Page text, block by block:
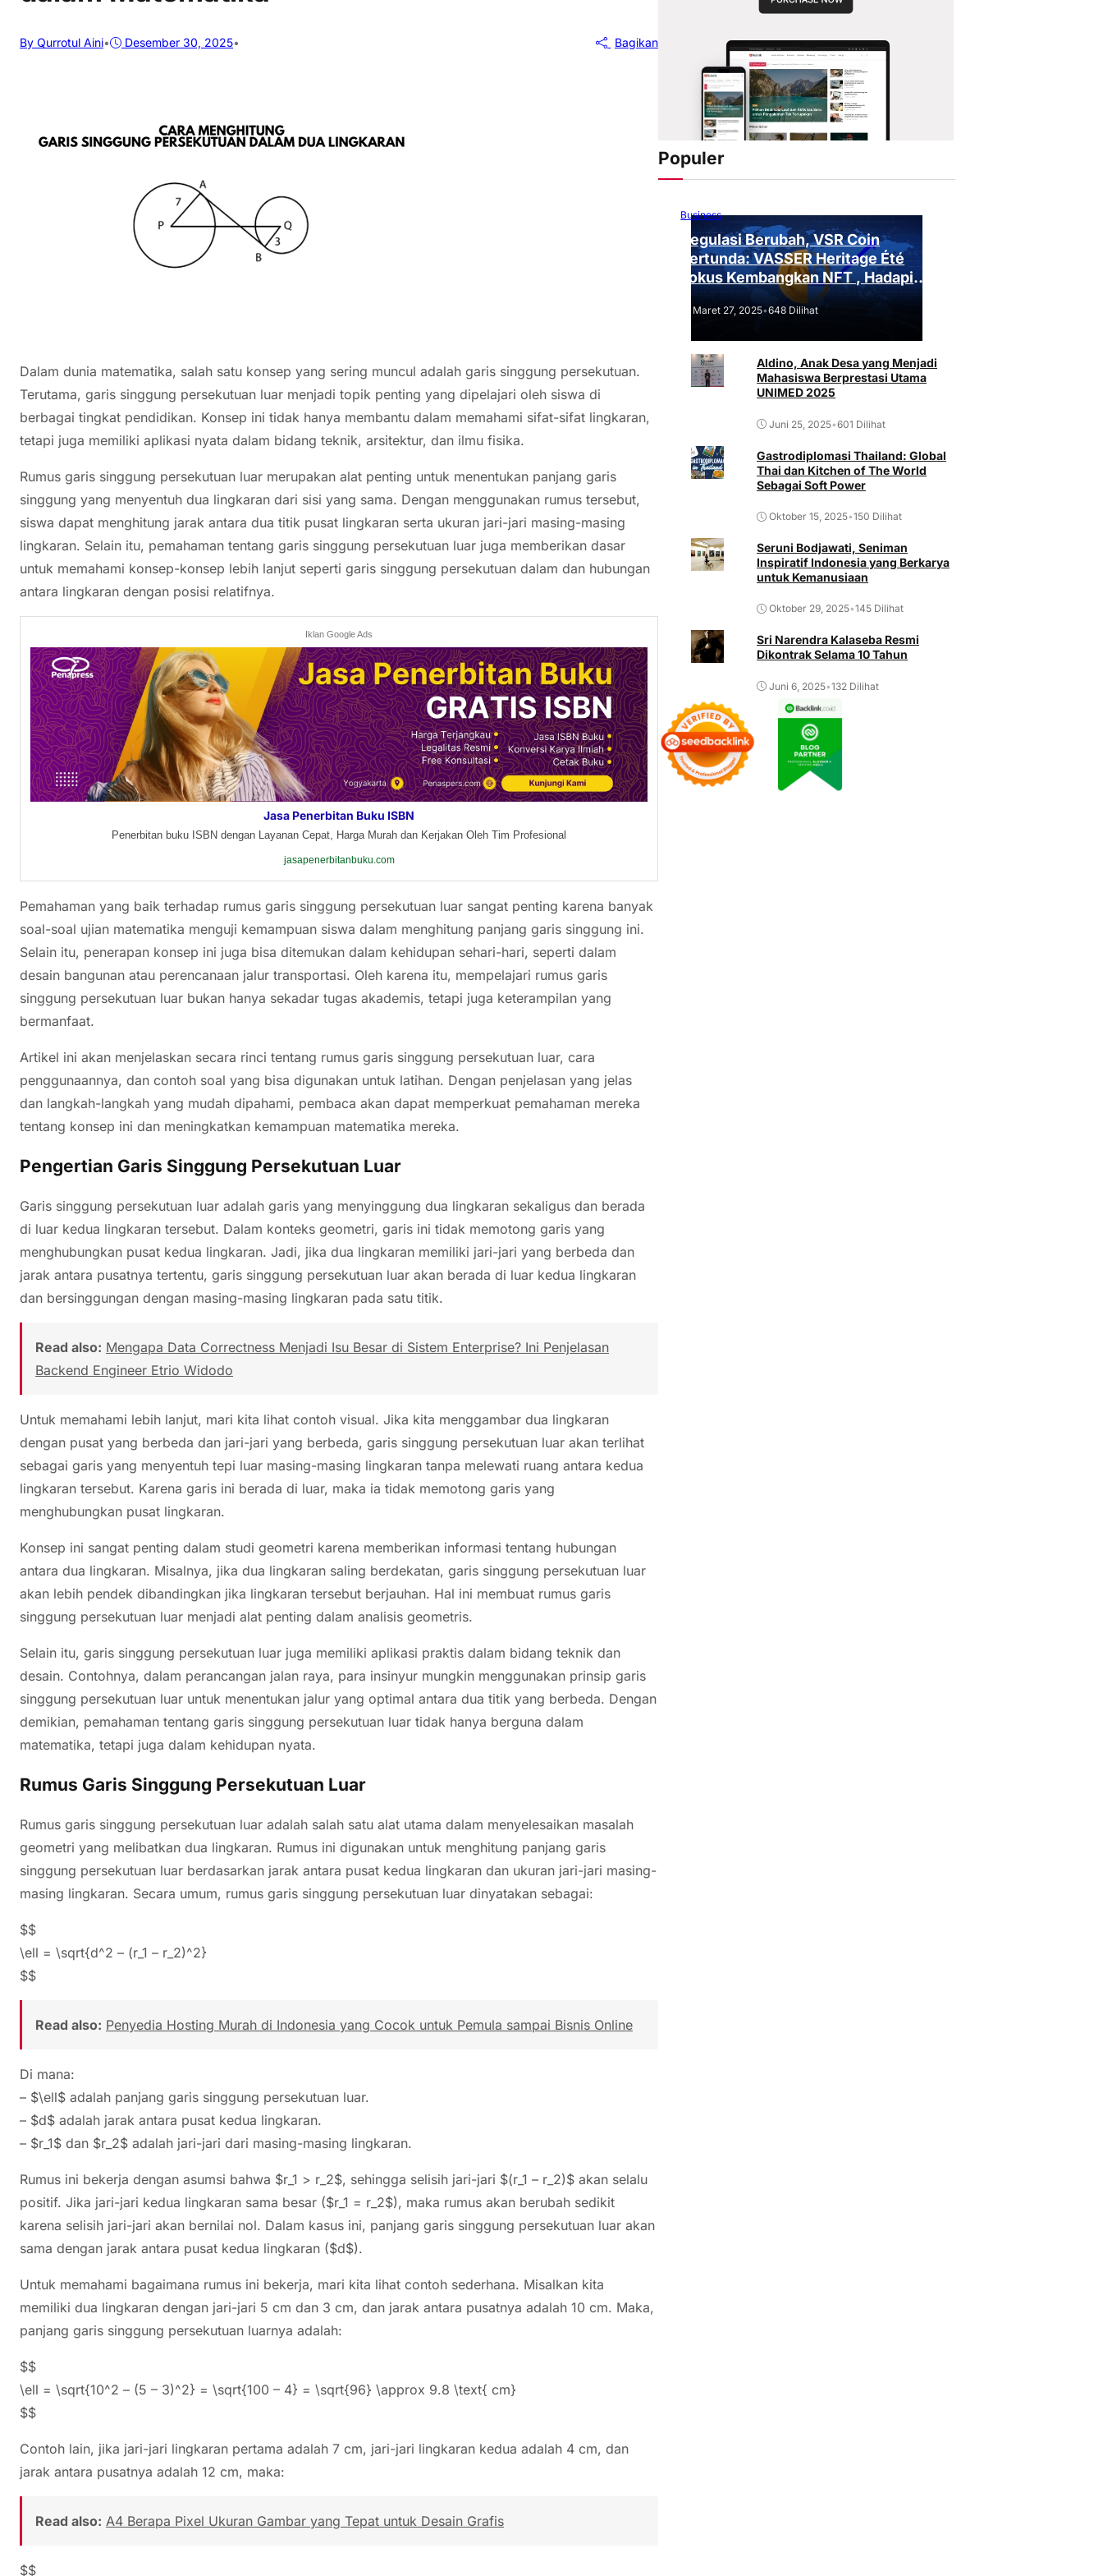
By Qurrotul Aini• Desember 30, 2025• Bagikan
Dalam dunia matematika, salah satu konsep yang sering muncul adalah garis singgung persekutuan.
Terutama, garis singgung persekutuan luar menjadi topik penting yang dipelajari oleh siswa di
berbagai tingkat pendidikan. Konsep ini tidak hanya membantu dalam memahami sifat-sifat lingkaran,
tetapi juga memiliki aplikasi nyata dalam bidang teknik, arsitektur, dan ilmu fisika.
Rumus garis singgung persekutuan luar merupakan alat penting untuk menentukan panjang garis
singgung yang menyentuh dua lingkaran dari sisi yang sama. Dengan menggunakan rumus tersebut,
siswa dapat menghitung jarak antara dua titik pusat lingkaran serta ukuran jari-jari masing-masing
lingkaran. Selain itu, pemahaman tentang garis singgung persekutuan luar juga memberikan dasar
untuk memahami konsep-konsep lebih lanjut seperti garis singgung persekutuan dalam dan hubungan
antara lingkaran dengan posisi relatifnya.
Iklan Google Ads
Jasa Penerbitan Buku ISBN
Penerbitan buku ISBN dengan Layanan Cepat, Harga Murah dan Kerjakan Oleh Tim Profesional
jasapenerbitanbuku.com
Pemahaman yang baik terhadap rumus garis singgung persekutuan luar sangat penting karena banyak
soal-soal ujian matematika menguji kemampuan siswa dalam menghitung panjang garis singgung ini.
Selain itu, penerapan konsep ini juga bisa ditemukan dalam kehidupan sehari-hari, seperti dalam
desain bangunan atau perencanaan jalur transportasi. Oleh karena itu, mempelajari rumus garis
singgung persekutuan luar bukan hanya sekadar tugas akademis, tetapi juga keterampilan yang
bermanfaat.
Artikel ini akan menjelaskan secara rinci tentang rumus garis singgung persekutuan luar, cara
penggunaannya, dan contoh soal yang bisa digunakan untuk latihan. Dengan penjelasan yang jelas
dan langkah-langkah yang mudah dipahami, pembaca akan dapat memperkuat pemahaman mereka
tentang konsep ini dan meningkatkan kemampuan matematika mereka.
Pengertian Garis Singgung Persekutuan Luar
Garis singgung persekutuan luar adalah garis yang menyinggung dua lingkaran sekaligus dan berada
di luar kedua lingkaran tersebut. Dalam konteks geometri, garis ini tidak memotong garis yang
menghubungkan pusat kedua lingkaran. Jadi, jika dua lingkaran memiliki jari-jari yang berbeda dan
jarak antara pusatnya tertentu, garis singgung persekutuan luar akan berada di luar kedua lingkaran
dan bersinggungan dengan masing-masing lingkaran pada satu titik.
Read also: Mengapa Data Correctness Menjadi Isu Besar di Sistem Enterprise? Ini Penjelasan
Backend Engineer Etrio Widodo
Untuk memahami lebih lanjut, mari kita lihat contoh visual. Jika kita menggambar dua lingkaran
dengan pusat yang berbeda dan jari-jari yang berbeda, garis singgung persekutuan luar akan terlihat
sebagai garis yang menyentuh tepi luar masing-masing lingkaran tanpa melewati ruang antara kedua
lingkaran tersebut. Karena garis ini berada di luar, maka ia tidak memotong garis yang
menghubungkan pusat lingkaran.
Konsep ini sangat penting dalam studi geometri karena memberikan informasi tentang hubungan
antara dua lingkaran. Misalnya, jika dua lingkaran saling berdekatan, garis singgung persekutuan luar
akan lebih pendek dibandingkan jika lingkaran tersebut berjauhan. Hal ini membuat rumus garis
singgung persekutuan luar menjadi alat penting dalam analisis geometris.
Selain itu, garis singgung persekutuan luar juga memiliki aplikasi praktis dalam bidang teknik dan
desain. Contohnya, dalam perancangan jalan raya, para insinyur mungkin menggunakan prinsip garis
singgung persekutuan luar untuk menentukan jalur yang optimal antara dua titik yang berbeda. Dengan
demikian, pemahaman tentang garis singgung persekutuan luar tidak hanya berguna dalam
matematika, tetapi juga dalam kehidupan nyata.
Rumus Garis Singgung Persekutuan Luar
Rumus garis singgung persekutuan luar adalah salah satu alat utama dalam menyelesaikan masalah
geometri yang melibatkan dua lingkaran. Rumus ini digunakan untuk menghitung panjang garis
singgung persekutuan luar berdasarkan jarak antara pusat kedua lingkaran dan ukuran jari-jari masing-
masing lingkaran. Secara umum, rumus garis singgung persekutuan luar dinyatakan sebagai:
$$
\ell = \sqrt{d^2 – (r_1 – r_2)^2}
$$
Read also: Penyedia Hosting Murah di Indonesia yang Cocok untuk Pemula sampai Bisnis Online
Di mana:
– $\ell$ adalah panjang garis singgung persekutuan luar.
– $d$ adalah jarak antara pusat kedua lingkaran.
– $r_1$ dan $r_2$ adalah jari-jari dari masing-masing lingkaran.
Rumus ini bekerja dengan asumsi bahwa $r_1 > r_2$, sehingga selisih jari-jari $(r_1 – r_2)$ akan selalu
positif. Jika jari-jari kedua lingkaran sama besar ($r_1 = r_2$), maka rumus akan berubah sedikit
karena selisih jari-jari akan bernilai nol. Dalam kasus ini, panjang garis singgung persekutuan luar akan
sama dengan jarak antara pusat kedua lingkaran ($d$).
Untuk memahami bagaimana rumus ini bekerja, mari kita lihat contoh sederhana. Misalkan kita
memiliki dua lingkaran dengan jari-jari 5 cm dan 3 cm, dan jarak antara pusatnya adalah 10 cm. Maka,
panjang garis singgung persekutuan luarnya adalah:
$$
\ell = \sqrt{10^2 – (5 – 3)^2} = \sqrt{100 – 4} = \sqrt{96} \approx 9.8 \text{ cm}
$$
Contoh lain, jika jari-jari lingkaran pertama adalah 7 cm, jari-jari lingkaran kedua adalah 4 cm, dan
jarak antara pusatnya adalah 12 cm, maka:
Read also: A4 Berapa Pixel Ukuran Gambar yang Tepat untuk Desain Grafis
$$
Populer
Business
Regulasi Berubah, VSR Coin
Tertunda: VASSER Heritage Été
Fokus Kembangkan NFT , Hadapi
Tantangan Regulasi!
Maret 27, 2025•648 Dilihat
Aldino, Anak Desa yang Menjadi
Mahasiswa Berprestasi Utama
UNIMED 2025
Juni 25, 2025•601 Dilihat
Gastrodiplomasi Thailand: Global
Thai dan Kitchen of The World
Sebagai Soft Power
Oktober 15, 2025•150 Dilihat
Seruni Bodjawati, Seniman
Inspiratif Indonesia yang Berkarya
untuk Kemanusiaan
Oktober 29, 2025•145 Dilihat
Sri Narendra Kalaseba Resmi
Dikontrak Selama 10 Tahun
Juni 6, 2025•132 Dilihat